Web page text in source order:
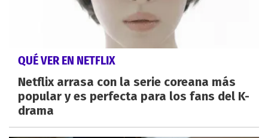
QUÉ VER EN NETFLIX
Netflix arrasa con la serie coreana más
popular y es perfecta para los fans del K-
drama